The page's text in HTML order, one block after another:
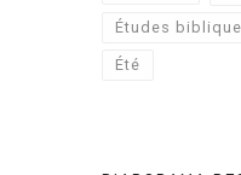
Études
Été